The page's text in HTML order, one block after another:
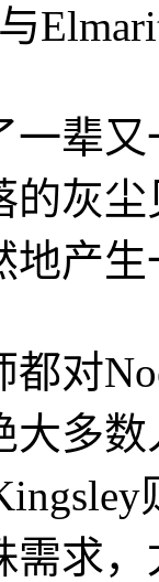
一辈
的灰
地产
对
多数
需求